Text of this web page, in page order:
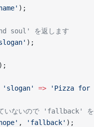
);
soul' を返します
);
);
'slogan' => 'Pizza for
いないので 'fallback' を
, 'fallback' );